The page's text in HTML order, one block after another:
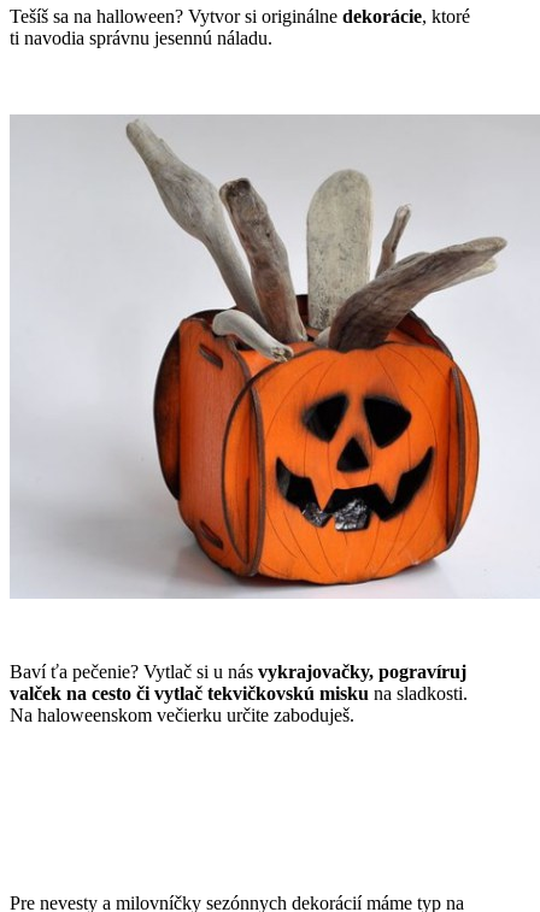
Tešíš sa na halloween? Vytvor si originálne dekorácie, ktoré
ti navodia správnu jesennú náladu.
Baví ťa pečenie? Vytlač si u nás vykrajovačky, pogravíruj
valček na cesto či vytlač tekvičkovskú misku na sladkosti.
Na haloweenskom večierku určite zaboduješ.
Pre nevesty a milovníčky sezónnych dekorácií máme typ na